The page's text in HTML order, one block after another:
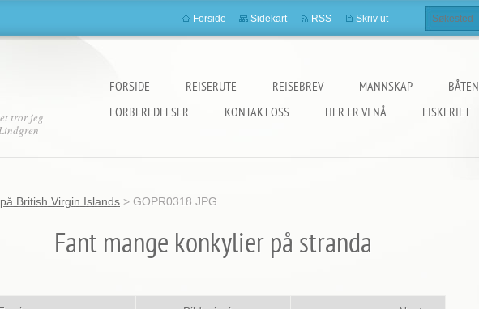
tror jeg
FORSIDE REISERUTE REISEBREV MANNSKAP
BÅTEN
FORBEREDELSER
KONTAKT OSS HER ER VI NÅ FISKERIET
Forside Sidekart RSS Skriv ut
British Virgin Islands > GOPR0318.JPG
Fant mange konkylier på stranda